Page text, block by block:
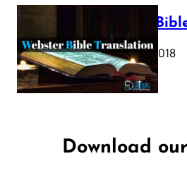
Webster
October 11, 2018
Download